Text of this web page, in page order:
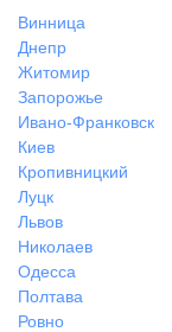
Винница
Днепр
Житомир
Запорожье
Ивано-Франковск
Киев
Кропивницкий
Луцк
Львов
Николаев
Одесса
Полтава
Ровно